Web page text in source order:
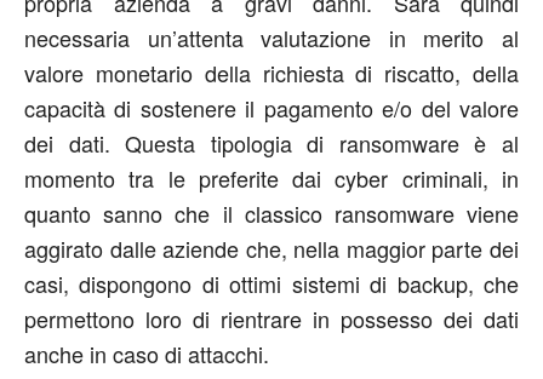
necessaria un’attenta valutazione in merito al
valore monetario della richiesta di riscatto, della
capacità di sostenere il pagamento e/o del valore
dei dati. Questa tipologia di ransomware è al
momento tra le preferite dai cyber criminali, in
quanto sanno che il classico ransomware viene
aggirato dalle aziende che, nella maggior parte dei
casi, dispongono di ottimi sistemi di backup, che
permettono loro di rientrare in possesso dei dati
anche in caso di attacchi.